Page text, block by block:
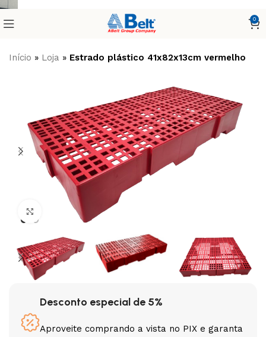
0
Início » Loja » Estrado plástico 41x82x13cm vermelho
Clique para ampliar
Desconto especial de 5%
Aproveite comprando a vista no PIX e garanta